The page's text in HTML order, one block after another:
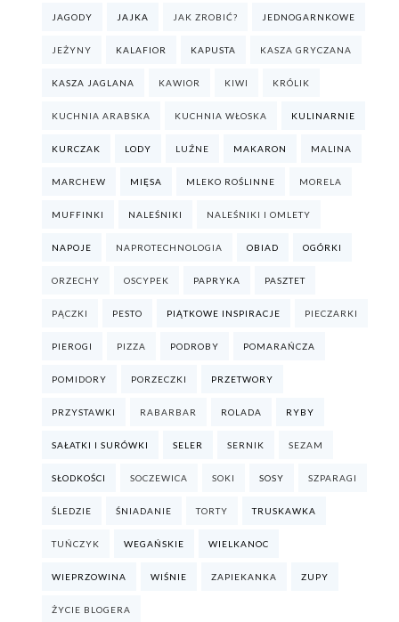
JAGODY JAJKA JAK ZROBIĆ? JEDNOGARNKOWE
JEŻYNY KALAFIOR KAPUSTA KASZA GRYCZANA
KASZA JAGLANA KAWIOR KIWI KRÓLIK
KUCHNIA ARABSKA KUCHNIA WŁOSKA KULINARNIE
KURCZAK LODY LUŹNE MAKARON MALINA
MARCHEW MIĘSA MLEKO ROŚLINNE MORELA
MUFFINKI NALEŚNIKI NALEŚNIKI I OMLETY
NAPOJE NAPROTECHNOLOGIA OBIAD OGÓRKI
ORZECHY OSCYPEK PAPRYKA PASZTET
PĄCZKI PESTO PIĄTKOWE INSPIRACJE PIECZARKI
PIEROGI PIZZA PODROBY POMARAŃCZA
POMIDORY PORZECZKI PRZETWORY
PRZYSTAWKI RABARBAR ROLADA RYBY
SAŁATKI I SURÓWKI SELER SERNIK SEZAM
SŁODKOŚCI SOCZEWICA SOKI SOSY SZPARAGI
ŚLEDZIE ŚNIADANIE TORTY TRUSKAWKA
TUŃCZYK WEGAŃSKIE WIELKANOC
WIEPRZOWINA WIŚNIE ZAPIEKANKA ZUPY
ŻYCIE BLOGERA